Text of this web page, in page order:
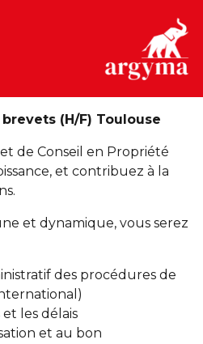
(H/F) Toulouse
de Conseil en Propriété
et contribuez à la
et dynamique, vous serez
des procédures de
les délais
et au bon